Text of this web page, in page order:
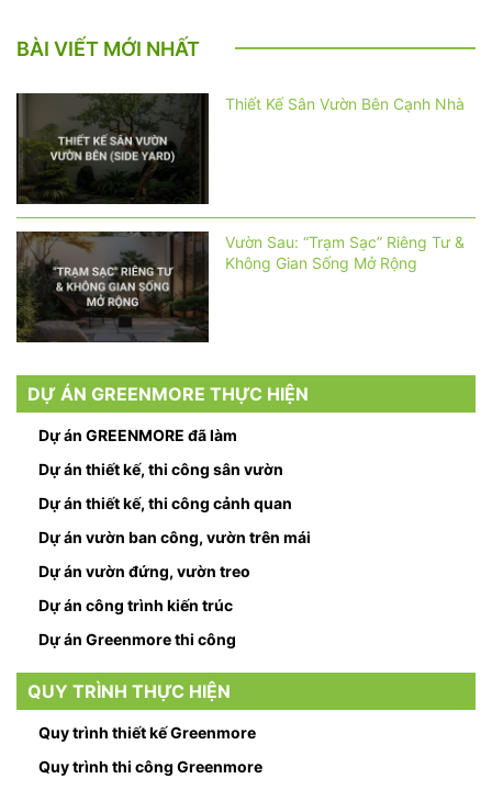
BÀI VIẾT MỚI NHẤT
Thiết Kế Sân Vườn Bên Cạnh Nhà
Vườn Sau: “Trạm Sạc” Riêng Tư &
Không Gian Sống Mở Rộng
DỰ ÁN GREENMORE THỰC HIỆN
Dự án GREENMORE đã làm
Dự án thiết kế, thi công sân vườn
Dự án thiết kế, thi công cảnh quan
Dự án vườn ban công, vườn trên mái
Dự án vườn đứng, vườn treo
Dự án công trình kiến trúc
Dự án Greenmore thi công
QUY TRÌNH THỰC HIỆN
Quy trình thiết kế Greenmore
Quy trình thi công Greenmore